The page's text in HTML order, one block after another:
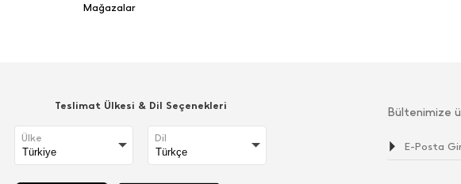
Mağazalar
Teslimat Ülkesi & Dil Seçenekleri
Ülke Dil
Bültenimize